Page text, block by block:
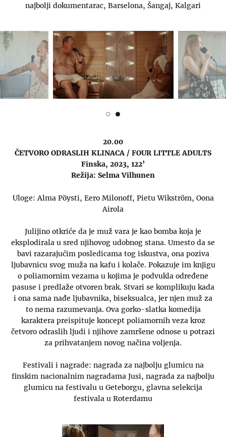
najbolji dokumentarac, Barselona, Šangaj, Kalgari
20.00
ČETVORO ODRASLIH KLINACA / FOUR LITTLE ADULTS
Finska, 2023, 122’
Režija: Selma Vilhunen
Uloge: Alma Pöysti, Eero Milonoff, Pietu Wikström, Oona
Airola
Julijino otkriće da je muž vara je kao bomba koja je
eksplodirala u sred njihovog udobnog stana. Umesto da se
bavi razarajućim posledicama tog iskustva, ona poziva
ljubavnicu svog muža na kafu i kolače. Pokazuje im knjigu
o poliamornim vezama u kojima je podvukla određene
pasuse i predlaže otvoren brak. Stvari se komplikuju kada
i ona sama nađe ljubavnika, biseksualca, jer njen muž za
to nema razumevanja. Ova gorko-slatka komedija
karaktera preispituje koncept poliamornih veza kroz
četvoro odraslih ljudi i njihove zamršene odnose u potrazi
za prihvatanjem novog načina voljenja.
Festivali i nagrade: nagrada za najbolju glumicu na
finskim nacionalnim nagradama Jusi, nagrada za najbolju
glumicu na festivalu u Geteborgu, glavna selekcija
festivala u Roterdamu